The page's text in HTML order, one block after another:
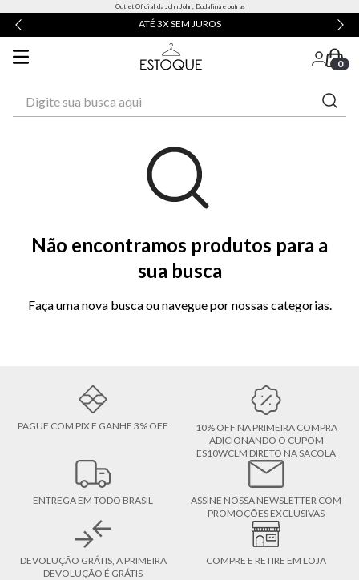
Outlet Oficial da John John, Dudalina e outras
ATÉ 3X SEM JUROS
0
Não encontramos produtos para a
sua busca
Faça uma nova busca ou navegue por nossas categorias.
PAGUE COM PIX E GANHE 3% OFF
10% OFF NA PRIMEIRA COMPRA
ADICIONANDO O CUPOM
ES10WCLM DIRETO NA SACOLA
ENTREGA EM TODO BRASIL
ASSINE NOSSA NEWSLETTER COM
PROMOÇÕES EXCLUSIVAS
DEVOLUÇÃO GRÁTIS, A PRIMEIRA
DEVOLUÇÃO É GRÁTIS
COMPRE E RETIRE EM LOJA